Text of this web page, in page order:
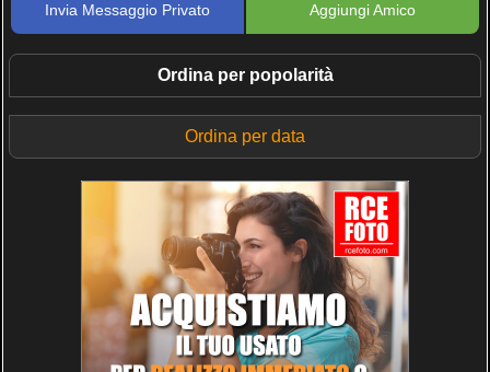
Invia Messaggio Privato Aggiungi Amico
Ordina per popolarità
Ordina per data